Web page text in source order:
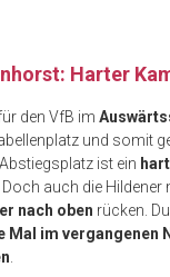
Harter
den VfB im
und somit
ist ein
auch die
nach oben rücken.
Mal im vergangenen